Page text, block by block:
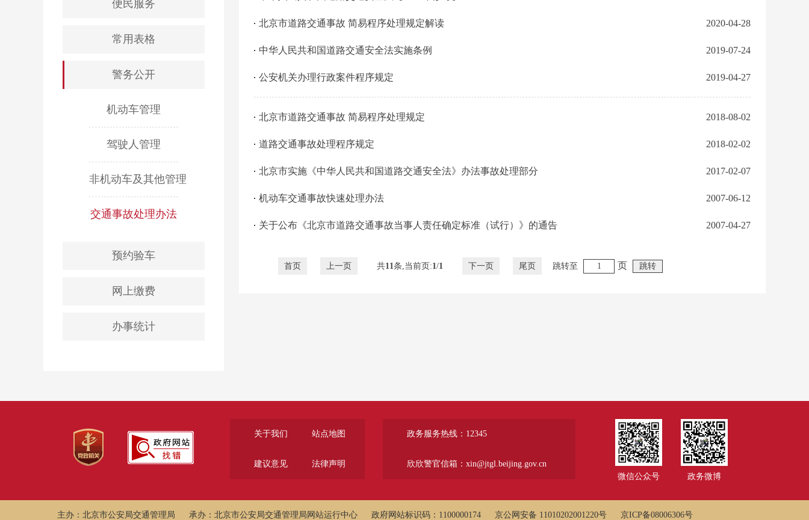
便民服务
常用表格
警务公开
机动车管理
驾驶人管理
非机动车及其他管理
交通事故处理办法
预约验车
网上缴费
办事统计
2020-04-28
北京市道路交通事故 简易程序处理规定解读
2019-07-24
中华人民共和国道路交通安全法实施条例
2019-04-27
公安机关办理行政案件程序规定
2018-08-02
北京市道路交通事故 简易程序处理规定
2018-02-02
道路交通事故处理程序规定
2017-02-07
北京市实施《中华人民共和国道路交通安全法》办法事故处理部分
2007-06-12
机动车交通事故快速处理办法
2007-04-27
关于公布《北京市道路交通事故当事人责任确定标准（试行）》的通告
首页 上一页 共11条,当前页:1/1 下一页 尾页 跳转至 页
关于我们 站点地图
建议意见 法律声明
政务服务热线：12345
欣欣警官信箱：xin@jtgl.beijing.gov.cn
微信公众号
政务微博
主办：北京市公安局交通管理局 承办：北京市公安局交通管理局网站运行中心 政府网站标识码：1100000174 京公网安备 11010202001220号 京ICP备08006306号